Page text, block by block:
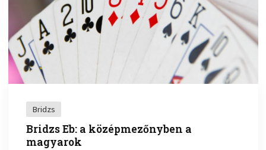
Bridzs
Bridzs Eb: a középmezőnyben a
magyarok